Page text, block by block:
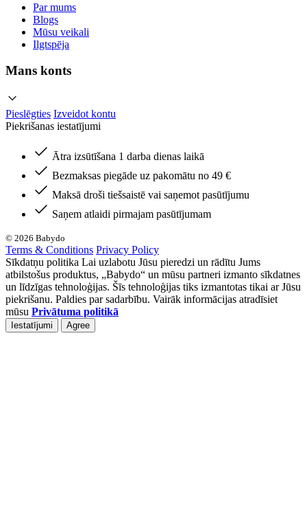
Par mums
Blogs
Mūsu veikali
Ilgtspēja
Mans konts
Pieslēgties Izveidot kontu
Piekrišanas iestatījumi
Ātra izsūtīšana 1 darba dienas laikā
Bezmaksas piegāde uz pakomātu no 49 €
Maksā droši tiešsaistē vai saņemot pasūtījumu
Saņem atlaidi pirmajam pasūtījumam
© 2026 Babydo
Terms & Conditions Privacy Policy
Sīkdatņu politika Lai uzlabotu Jūsu pieredzi un rādītu Jums
atbilstošus produktus, „Babydo“ un mūsu partneri izmanto sīkdatnes
un līdzīgas tehnoloģijas. Šīs tehnoloģijas tiks izmantotas tikai ar Jūsu
piekrišanu. Paldies par sadarbību. Vairāk informācijas atradīsiet
mūsu Privātuma politikā
Iestatījumi Agree